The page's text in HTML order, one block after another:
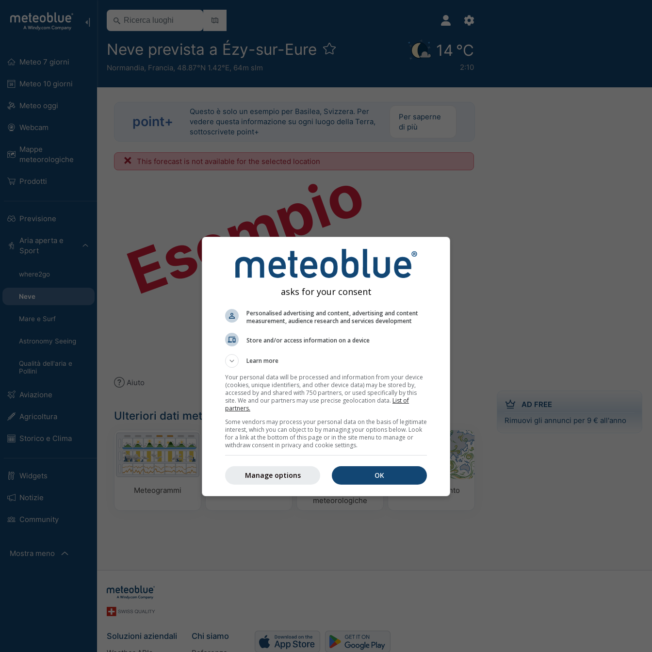
Meteo 7 giorni
Meteo 10 giorni
Meteo oggi
Webcam
Mappe
meteorologiche
Prodotti
Previsione
Aria aperta e
Sport
where2go
Neve
Mare e Surf
Astronomy Seeing
Qualità dell'aria e
Pollini
Aviazione
Agricoltura
Storico e Clima
Widgets
Notizie
Community
Mostra meno
Neve prevista a Ézy-sur-Eure
Normandia, Francia, 48.87°N 1.42°E, 64m slm
14 °C
2:10
AD FREE
Rimuovi gli annunci per 9 € all'anno
point+
Questo è solo un esempio per Basilea, Svizzera. Per
vedere questa informazione su ogni luogo della Terra,
sottoscrivete point+
Per saperne
di più
This forecast is not available for the selected location
Esempio
Aiuto
Ulteriori dati meteo
Meteogrammi
meteorologiche
Mappa del vento
Soluzioni aziendali Chi siamo
asks for your consent
Personalised advertising and content, advertising and content
measurement, audience research and services development
Store and/or access information on a device
Learn more
Your personal data will be processed and information from your device
(cookies, unique identifiers, and other device data) may be stored by,
accessed by and shared with 750 partners, or used specifically by this
site. We and our partners may use precise geolocation data. List of
partners.
Some vendors may process your personal data on the basis of legitimate
interest, which you can object to by managing your options below. Look
for a link at the bottom of this page or in the site menu to manage or
withdraw consent in privacy and cookie settings.
OK
Manage options